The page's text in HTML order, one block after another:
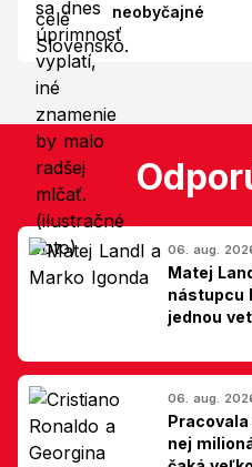
neobyčajné
06. aug.
Matej
nástupcu
jednou
06. aug.
nej